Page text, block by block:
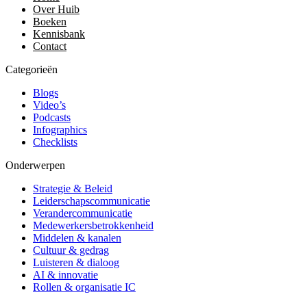
Over Huib
Boeken
Kennisbank
Contact
Categorieën
Blogs
Video’s
Podcasts
Infographics
Checklists
Onderwerpen
Strategie & Beleid
Leiderschapscommunicatie
Verandercommunicatie
Medewerkersbetrokkenheid
Middelen & kanalen
Cultuur & gedrag
Luisteren & dialoog
AI & innovatie
Rollen & organisatie IC